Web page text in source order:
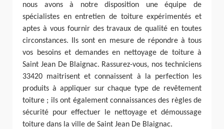
nous avons à notre disposition une équipe de
spécialistes en entretien de toiture expérimentés et
aptes à vous fournir des travaux de qualité en toutes
circonstances. Ils sont en mesure de répondre à tous
vos besoins et demandes en nettoyage de toiture à
Saint Jean De Blaignac. Rassurez-vous, nos techniciens
33420 maitrisent et connaissent à la perfection les
produits à appliquer sur chaque type de revêtement
toiture ; ils ont également connaissances des règles de
sécurité pour effectuer le nettoyage et démoussage
toiture dans la ville de Saint Jean De Blaignac.